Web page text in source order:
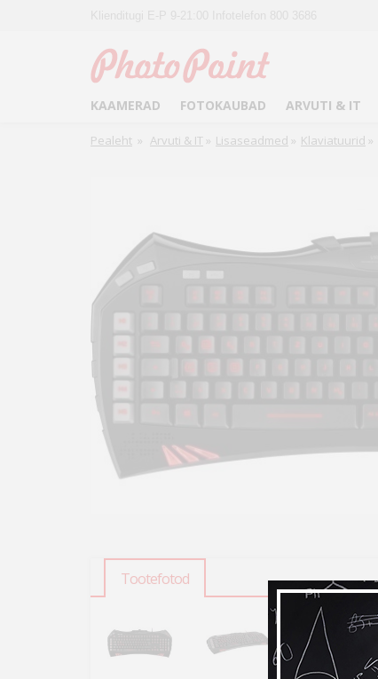
KAAMERAD FOTOKAUBAD ARVUTI & IT
Pealeht » Arvuti & IT » Lisaseadmed » Klaviatuurid »
Tootefotod